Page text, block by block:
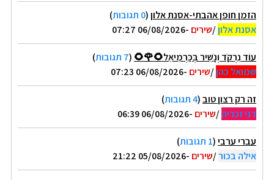
הזמן חופן אהבתי-אסנת אלון(0 תגובות
)
אסנת אלון/שירים -06/08/2026 07:27
עוֹד נִרְקֹד וְנָשִׁיר בְּכַרְמִיאֵל🌻🌹🌻 (7 תגובות
)
שמואל כהן/שירים -06/08/2026 07:23
זה רק רצון טוב(4 תגובות
)
דני זכריה/שירים -06/08/2026 06:39
עברי ערבי(1 תגובות
)
אילה בכור/שירים -05/08/2026 21:22